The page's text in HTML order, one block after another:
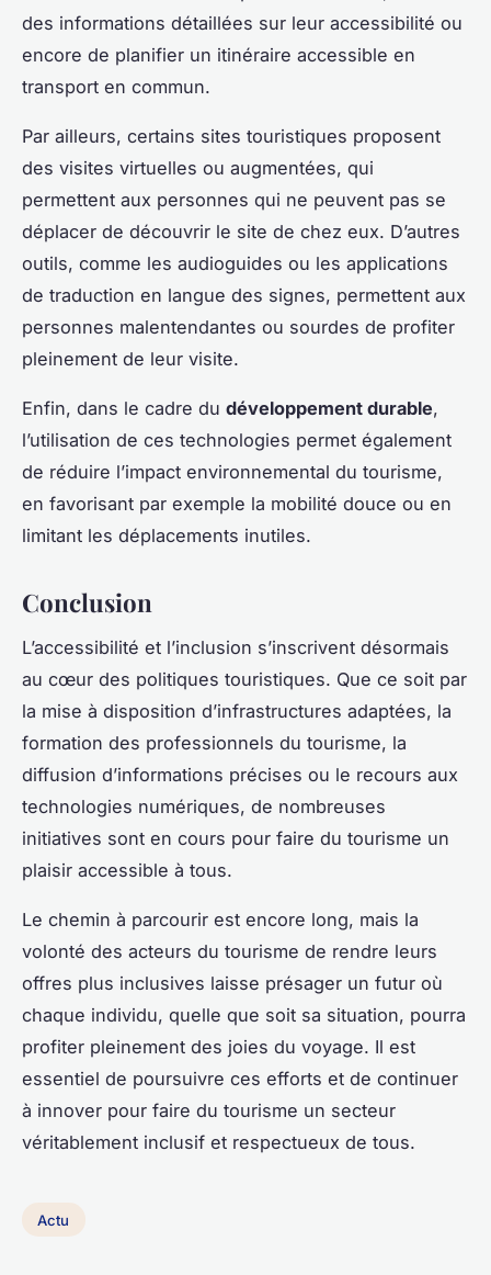
des informations détaillées sur leur accessibilité ou
encore de planifier un itinéraire accessible en
transport en commun.
Par ailleurs, certains sites touristiques proposent
des visites virtuelles ou augmentées, qui
permettent aux personnes qui ne peuvent pas se
déplacer de découvrir le site de chez eux. D’autres
outils, comme les audioguides ou les applications
de traduction en langue des signes, permettent aux
personnes malentendantes ou sourdes de profiter
pleinement de leur visite.
Enfin, dans le cadre du développement durable,
l’utilisation de ces technologies permet également
de réduire l’impact environnemental du tourisme,
en favorisant par exemple la mobilité douce ou en
limitant les déplacements inutiles.
Conclusion
L’accessibilité et l’inclusion s’inscrivent désormais
au cœur des politiques touristiques. Que ce soit par
la mise à disposition d’infrastructures adaptées, la
formation des professionnels du tourisme, la
diffusion d’informations précises ou le recours aux
technologies numériques, de nombreuses
initiatives sont en cours pour faire du tourisme un
plaisir accessible à tous.
Le chemin à parcourir est encore long, mais la
volonté des acteurs du tourisme de rendre leurs
offres plus inclusives laisse présager un futur où
chaque individu, quelle que soit sa situation, pourra
profiter pleinement des joies du voyage. Il est
essentiel de poursuivre ces efforts et de continuer
à innover pour faire du tourisme un secteur
véritablement inclusif et respectueux de tous.
Actu